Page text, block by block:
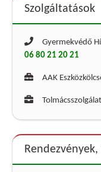
Szolgáltatások
Gyermekvédő
06 80 21 20 21
AAK